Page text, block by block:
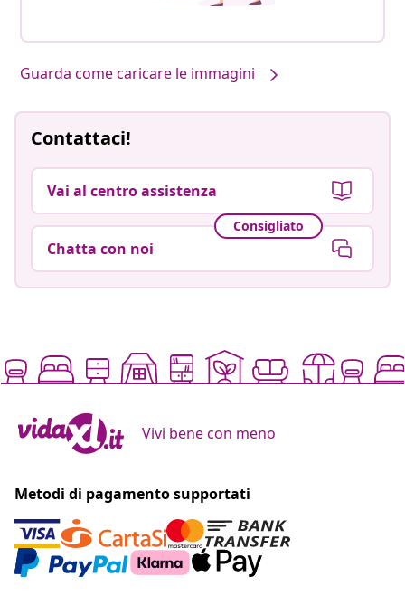
Guarda come caricare le immagini
Contattaci!
Vai al centro assistenza
Consigliato
Chatta con noi
Vivi bene con meno
Metodi di pagamento supportati